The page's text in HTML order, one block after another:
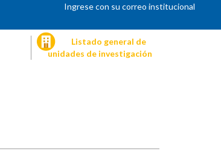
Ingrese con su correo institucional
Listado general de
unidades de investigación